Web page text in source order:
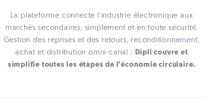
La plateforme connecte l'industrie électronique aux
marchés secondaires; simplement et en toute sécurité.
Gestion des reprises et des retours, reconditionnement,
achat et distribution omni-canal : Dipli couvre et
simplifie toutes les étapes de l’économie circulaire.